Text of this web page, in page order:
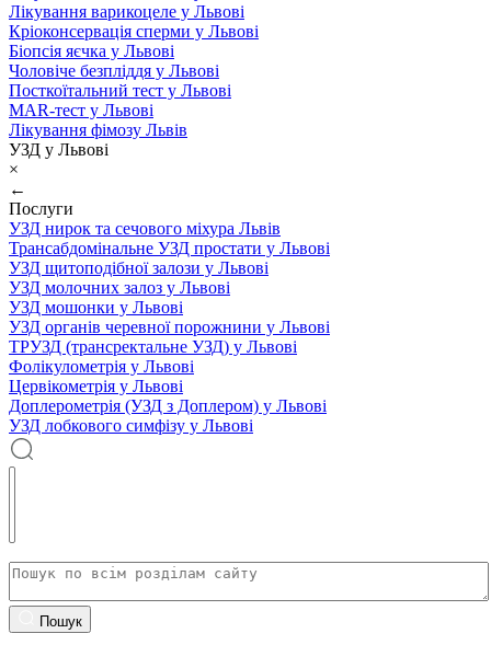
Лікування варикоцеле у Львові
Кріоконсервація сперми у Львові
Біопсія яєчка у Львові
Чоловіче безпліддя у Львові
Посткоїтальний тест у Львові
MAR-тест у Львові
Лікування фімозу Львів
УЗД у Львові
×
←
Послуги
УЗД нирок та сечового міхура Львів
Трансабдомінальне УЗД простати у Львові
УЗД щитоподібної залози у Львові
УЗД молочних залоз у Львові
УЗД мошонки у Львові
УЗД органів черевної порожнини у Львові
ТРУЗД (трансректальне УЗД) у Львові
Фолікулометрія у Львові
Цервікометрія у Львові
Доплерометрія (УЗД з Доплером) у Львові
УЗД лобкового симфізу у Львові
Пошук